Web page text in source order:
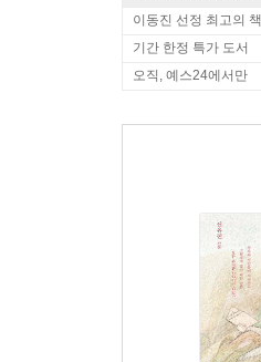
이동진 선정 최고의 책
기간 한정 특가 도서
오직, 예스24에서만